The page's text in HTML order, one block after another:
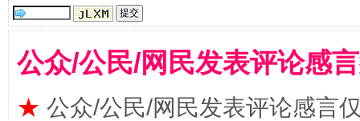
公众/公民/网民发表评论感
★ 公众/公民/网民发表评论感言